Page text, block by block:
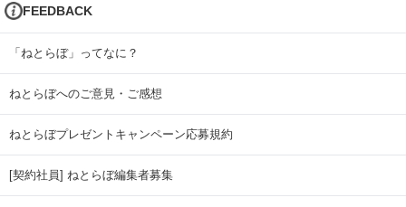
FEEDBACK
「ねとらぼ」ってなに？
ねとらぼへのご意見・ご感想
ねとらぼプレゼントキャンペーン応募規約
[契約社員] ねとらぼ編集者募集